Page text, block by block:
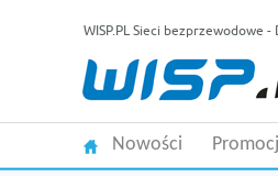
WISP.PL Sieci bezprzewodowe
Nowości